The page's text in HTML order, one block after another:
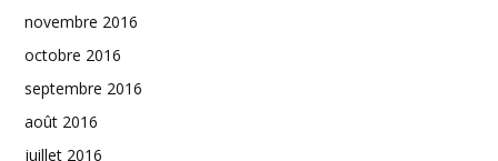
novembre 2016
octobre 2016
septembre 2016
août 2016
juillet 2016